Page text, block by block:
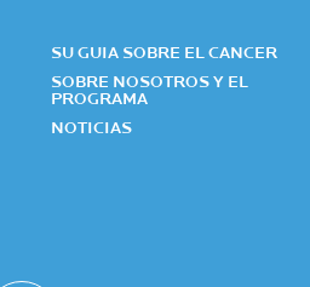
SU GUIA SOBRE EL CANCER
SOBRE NOSOTROS Y EL
PROGRAMA
NOTICIAS